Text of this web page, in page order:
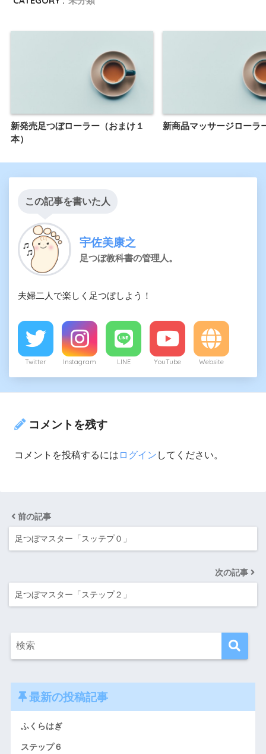
新発売足つぼローラー（おまけ１
本）
新商品マッサージローラ
この記事を書いた人
宇佐美康之
足つぼ教科書の管理人。
夫婦二人で楽しく足つぼしよう！
Twitter Instagram LINE YouTube Website
コメントを残す
コメントを投稿するには ログイン してください。
前の記事
足つぼマスター「スッテプ０」
次の記事
足つぼマスター「ステップ２」
最新の投稿記事
ふくらはぎ
ステップ６